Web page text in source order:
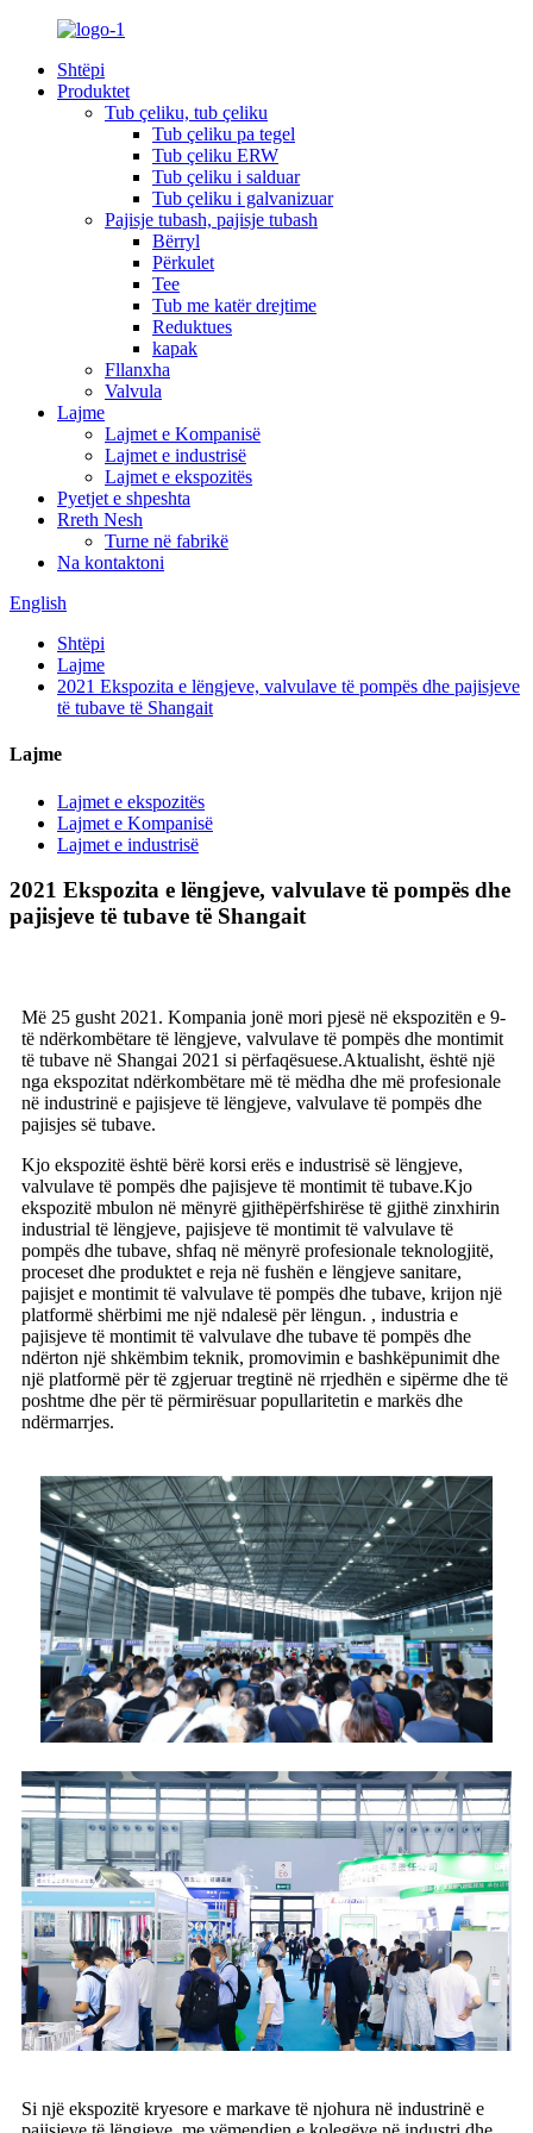
Shtëpi
Produktet
Tub çeliku, tub çeliku
Tub çeliku pa tegel
Tub çeliku ERW
Tub çeliku i salduar
Tub çeliku i galvanizuar
Pajisje tubash, pajisje tubash
Bërryl
Përkulet
Tee
Tub me katër drejtime
Reduktues
kapak
Fllanxha
Valvula
Lajme
Lajmet e Kompanisë
Lajmet e industrisë
Lajmet e ekspozitës
Pyetjet e shpeshta
Rreth Nesh
Turne në fabrikë
Na kontaktoni
English
Shtëpi
Lajme
2021 Ekspozita e lëngjeve, valvulave të pompës dhe pajisjeve
të tubave të Shangait
Lajme
Lajmet e ekspozitës
Lajmet e Kompanisë
Lajmet e industrisë
2021 Ekspozita e lëngjeve, valvulave të pompës dhe
pajisjeve të tubave të Shangait
Më 25 gusht 2021. Kompania jonë mori pjesë në ekspozitën e 9-
të ndërkombëtare të lëngjeve, valvulave të pompës dhe montimit
të tubave në Shangai 2021 si përfaqësuese.Aktualisht, është një
nga ekspozitat ndërkombëtare më të mëdha dhe më profesionale
në industrinë e pajisjeve të lëngjeve, valvulave të pompës dhe
pajisjes së tubave.
Kjo ekspozitë është bërë korsi erës e industrisë së lëngjeve,
valvulave të pompës dhe pajisjeve të montimit të tubave.Kjo
ekspozitë mbulon në mënyrë gjithëpërfshirëse të gjithë zinxhirin
industrial të lëngjeve, pajisjeve të montimit të valvulave të
pompës dhe tubave, shfaq në mënyrë profesionale teknologjitë,
proceset dhe produktet e reja në fushën e lëngjeve sanitare,
pajisjet e montimit të valvulave të pompës dhe tubave, krijon një
platformë shërbimi me një ndalesë për lëngun. , industria e
pajisjeve të montimit të valvulave dhe tubave të pompës dhe
ndërton një shkëmbim teknik, promovimin e bashkëpunimit dhe
një platformë për të zgjeruar tregtinë në rrjedhën e sipërme dhe të
poshtme dhe për të përmirësuar popullaritetin e markës dhe
ndërmarrjes.
Si një ekspozitë kryesore e markave të njohura në industrinë e